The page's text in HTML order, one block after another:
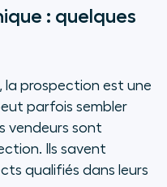
: quelques
la prospection est une
parfois sembler
vendeurs sont
Ils savent
qualifiés dans leurs